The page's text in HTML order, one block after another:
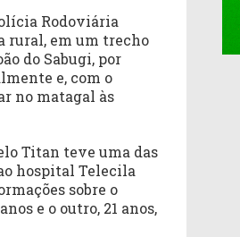
Rodoviária
rural, em um trecho
do Sabugi, por
e, com o
no matagal às
Titan teve uma das
hospital Telecila
sobre o
e o outro, 21 anos,